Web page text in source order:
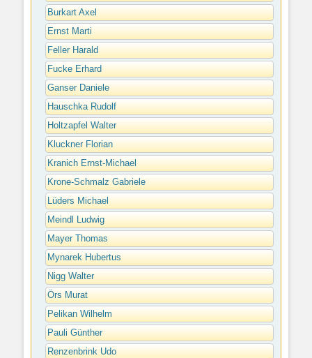
Burkart Axel
Ernst Marti
Feller Harald
Fucke Erhard
Ganser Daniele
Hauschka Rudolf
Holtzapfel Walter
Kluckner Florian
Kranich Ernst-Michael
Krone-Schmalz Gabriele
Lüders Michael
Meindl Ludwig
Mayer Thomas
Mynarek Hubertus
Nigg Walter
Örs Murat
Pelikan Wilhelm
Pauli Günther
Renzenbrink Udo